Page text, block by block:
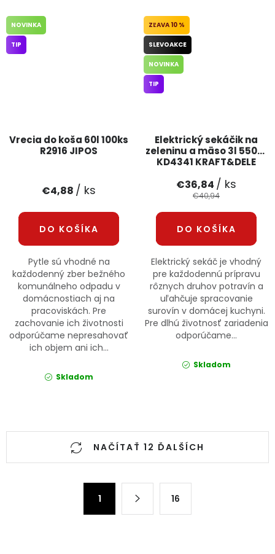
Vrecia do koša 60l 100ks
R2916 JIPOS
NOVINKA
TIP
€4,88 / ks
DO KOŠÍKA
Pytle sú vhodné na
každodenný zber bežného
komunálneho odpadu v
domácnostiach aj na
pracoviskách. Pre
zachovanie ich životnosti
odporúčame nepresahovať
ich objem ani ich...
Skladom
Elektrický sekáčik na
zeleninu a mäso 3l 550W
KD4341 KRAFT&DELE
10 %
SLEVOAKCE
NOVINKA
TIP
€36,84 / ks
€40,94
DO KOŠÍKA
Elektrický sekáč je vhodný
pre každodennú prípravu
rôznych druhov potravín a
uľahčuje spracovanie
surovín v domácej kuchyni.
Pre dlhú životnosť zariadenia
odporúčame...
Skladom
Ovládacie prvky výpisuNAČÍTAŤ 12 ĎALŠÍCH
1 16